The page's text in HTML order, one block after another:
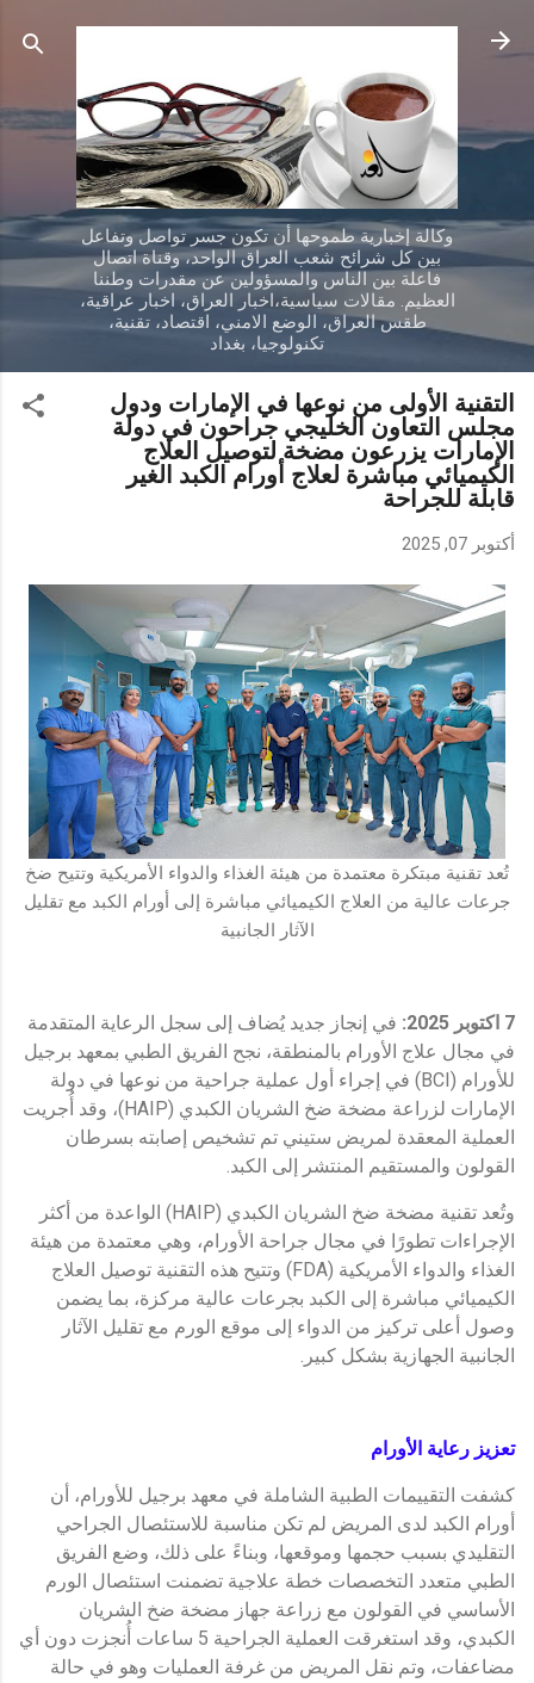
التخطي إلى المحتوى الرئيسي
وكالة إخبارية طموحها أن تكون جسر تواصل وتفاعل
بين كل شرائح شعب العراق الواحد، وقناة اتصال
فاعلة بين الناس والمسؤولين عن مقدرات وطننا
العظيم. مقالات سياسية،اخبار العراق، اخبار عراقية،
طقس العراق، الوضع الامني، اقتصاد، تقنية،
تكنولوجيا، بغداد
التقنية الأولى من نوعها في الإمارات ودول
مجلس التعاون الخليجي جراحون في دولة
الإمارات يزرعون مضخة لتوصيل العلاج
الكيميائي مباشرة لعلاج أورام الكبد الغير
قابلة للجراحة
أكتوبر 07, 2025
تُعد تقنية مبتكرة معتمدة من هيئة الغذاء والدواء الأمريكية وتتيح ضخ
جرعات عالية من العلاج الكيميائي مباشرة إلى أورام الكبد مع تقليل
الآثار الجانبية
7 اكتوبر 2025:
في إنجاز جديد يُضاف إلى سجل الرعاية المتقدمة
في مجال علاج الأورام بالمنطقة، نجح الفريق الطبي بمعهد برجيل
للأورام (BCI) في إجراء أول عملية جراحية من نوعها في دولة
الإمارات لزراعة مضخة ضخ الشريان الكبدي (HAIP)، وقد أُجريت
العملية المعقدة لمريض ستيني تم تشخيص إصابته بسرطان
القولون والمستقيم المنتشر إلى الكبد.
وتُعد تقنية مضخة ضخ الشريان الكبدي (HAIP) الواعدة من أكثر
الإجراءات تطورًا في مجال جراحة الأورام، وهي معتمدة من هيئة
الغذاء والدواء الأمريكية (FDA) وتتيح هذه التقنية توصيل العلاج
الكيميائي مباشرة إلى الكبد بجرعات عالية مركزة، بما يضمن
وصول أعلى تركيز من الدواء إلى موقع الورم مع تقليل الآثار
الجانبية الجهازية بشكل كبير.
تعزيز رعاية الأورام
كشفت التقييمات الطبية الشاملة في معهد برجيل للأورام، أن
أورام الكبد لدى المريض لم تكن مناسبة للاستئصال الجراحي
التقليدي بسبب حجمها وموقعها، وبناءً على ذلك، وضع الفريق
الطبي متعدد التخصصات خطة علاجية تضمنت استئصال الورم
الأساسي في القولون مع زراعة جهاز مضخة ضخ الشريان
الكبدي، وقد استغرقت العملية الجراحية 5 ساعات أُنجزت دون أي
مضاعفات، وتم نقل المريض من غرفة العمليات وهو في حالة